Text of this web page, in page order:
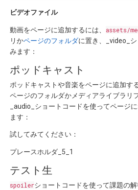
ビデオファイル
動画をページに追加するには、 assets/
リかページのフォルダに置き、_video_
みます：
ポッドキャスト
ポッドキャストや音楽をページに追加す
ページのフォルダかメディアライブラリ
_audio_ショートコードを使ってページ
ます：
試してみてください：
プレースホルダ_5_1
テスト生
spoilerショートコードを使って課題の解